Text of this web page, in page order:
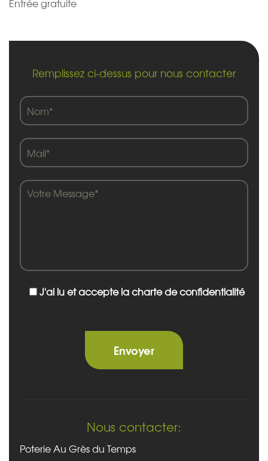
Entrée gratuite
Remplissez ci-dessus pour nous contacter
J'ai lu et accepte la charte de confidentialité
Nous contacter:
Poterie Au Grès du Temps